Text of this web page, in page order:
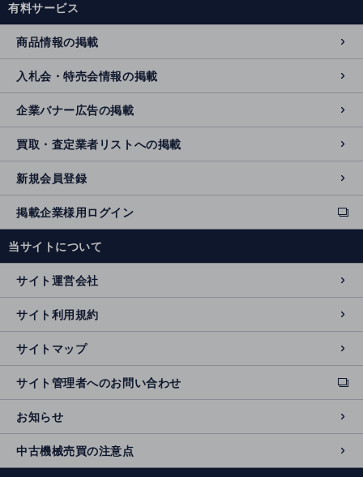
有料サービス
商品情報の掲載
入札会・特売会情報の掲載
企業バナー広告の掲載
買取・査定業者リストへの掲載
新規会員登録
掲載企業様用ログイン
ext
e
n
al
si
t
e
当サイトについて
サイト運営会社
サイト利用規約
サイトマップ
サイト管理者へのお問い合わせ
ext
e
r
n
al
si
お知らせ
中古機械売買の注意点